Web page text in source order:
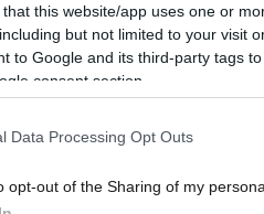
that this website/app uses one or
but not limited to your visit
to Google and its third-party tags
consent section.
Data Processing Opt Outs
opt-out of the Sharing of my
να κάνουν ισχυρή
, κάτι που θα επηρεάσει
3.5 εκατομμύρια ευρώ